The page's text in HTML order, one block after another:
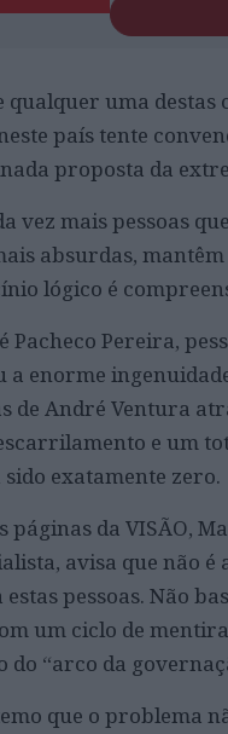
qualquer uma destas
país tente
proposta da
vez mais pessoas
absurdas,
lógico é
Pacheco Pereira,
a enorme
de André Ventura
e um
exatamente zero.
páginas da VISÃO,
avisa que não é
pessoas. Não
um ciclo de
do “arco da
que o problema